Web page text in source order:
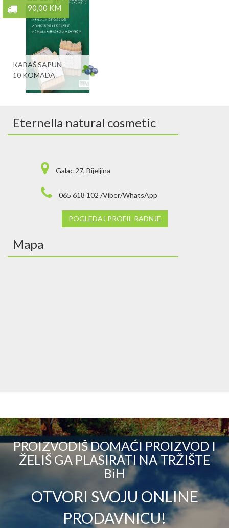
90,00 KM
KABAŠ SAPUN -
10 KOMADA
Eternella natural cosmetic
Galac 27, Bijeljina
065 618 102 /Viber/WhatsApp
POGLEDAJ PROFIL RADNJE
Mapa
PROIZVODIŠ DOMAĆI PROIZVOD I
ŽELIŠ GA PLASIRATI NA TRŽIŠTE
BiH
OTVORI SVOJU ONLINE
PRODAVNICU!